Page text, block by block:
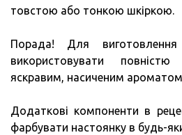
товстою або тонкою шкіркою.
Порада! Для
використовувати
яскравим, насиченим
Додаткові компоненти в
фарбувати настоянку в будь-